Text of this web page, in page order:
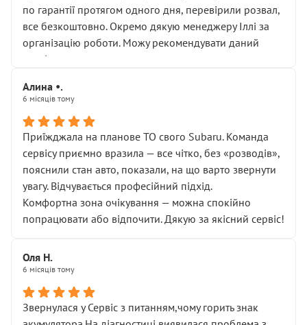
по гарантії протягом одного дня, перевірили розвал,
все безкоштовно. Окремо дякую менеджеру Іллі за
організацію роботи. Можу рекомендувати даний
сервіс.
Алина •.
6 місяців тому
Приїжджала на планове ТО свого Subaru. Команда
сервісу приємно вразила — все чітко, без «розводів»,
пояснили стан авто, показали, на що варто звернути
увагу. Відчувається професійний підхід.
Комфортна зона очікування — можна спокійно
попрацювати або відпочити. Дякую за якісний сервіс!
Оля Н.
6 місяців тому
Звернулася у Сервіс з питанням,чому горить знак